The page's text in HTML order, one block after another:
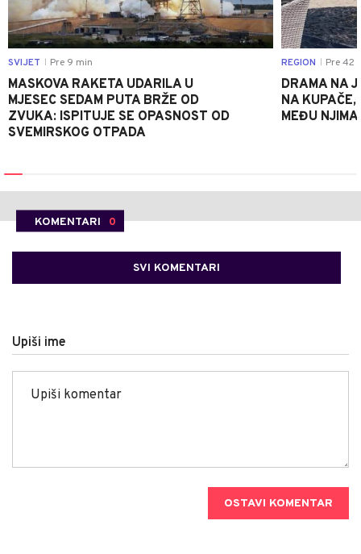
SVIJET Pre 9 min
MASKOVA RAKETA UDARILA U
MJESEC SEDAM PUTA BRŽE OD
ZVUKA: ISPITUJE SE OPASNOST OD
SVEMIRSKOG OTPADA
REGION Pre 42
DRAMA NA
NA
MEĐU NJIMA
KOMENTARI 0
SVI KOMENTARI
Upiši ime
OSTAVI KOMENTAR